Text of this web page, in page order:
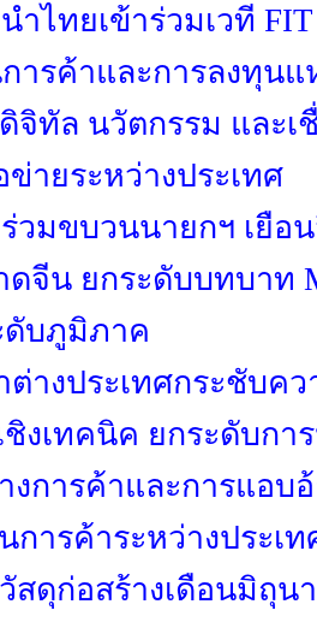
ำไทยเข้าร่วมเวที
ารค้าและการลงทุน
จิทัล นวัตกรรม และเ
ายระหว่างประเทศ
วมขบวนนายกฯ เยือ
ดจีน ยกระดับบทบาท
ดับภูมิภาค
ต่างประเทศกระชับค
ชิงเทคนิค ยกระดับกา
งการค้าและการแอบ
การค้าระหว่างประเท
สดุก่อสร้างเดือนมิถุน